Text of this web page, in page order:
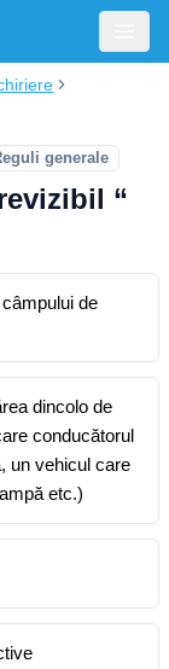
generale
“
de
dincolo de
conducătorul
un vehicul care
etc.)